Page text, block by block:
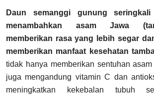
Daun semanggi gunung
menambahkan asam Jawa
memberikan rasa yang lebih segar
memberikan manfaat kesehatan
tidak hanya memberikan sentuhan
juga mengandung vitamin C dan
meningkatkan kekebalan tubuh